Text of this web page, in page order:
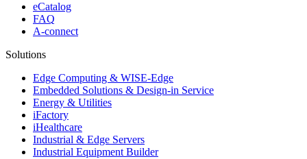
eCatalog
FAQ
A-connect
Solutions
Edge Computing & WISE-Edge
Embedded Solutions & Design-in Service
Energy & Utilities
iFactory
iHealthcare
Industrial & Edge Servers
Industrial Equipment Builder